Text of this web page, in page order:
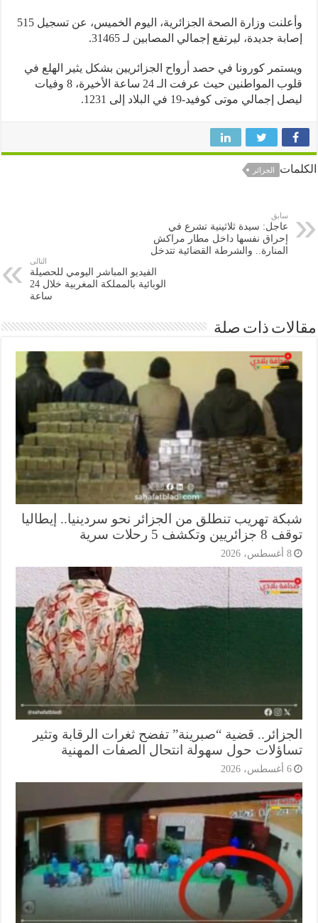
وأعلنت وزارة الصحة الجزائرية، اليوم الخميس، عن تسجيل 515
جديدة، ليرتفع إجمالي المصابين لـ 31465.
كورونا في حصد أرواح الجزائريين بشكل يثير الهلع في
قلوب المواطنين حيث عرفت الـ 24 ساعة الأخيرة، 8 وفيات
إجمالي موتى كوفيد-19 في البلاد إلى 1231.
الجزائر
عاجل: سيدة ثلاثينية تشرع في
إحراق نفسها داخل مطار مراكش
المنارة.. والشرطة القضائية تتدخل
الفيديو المباشر اليومي للحصيلة
الوبائية بالمملكة المغربية خلال 24
ذات صلة
تهريب تنطلق من الجزائر نحو سردينيا.. إيطاليا
وتكشف 5 رحلات سرية
قضية “صبرينة” تفضح ثغرات الرقابة وتثير
حول سهولة انتحال الصفات المهنية